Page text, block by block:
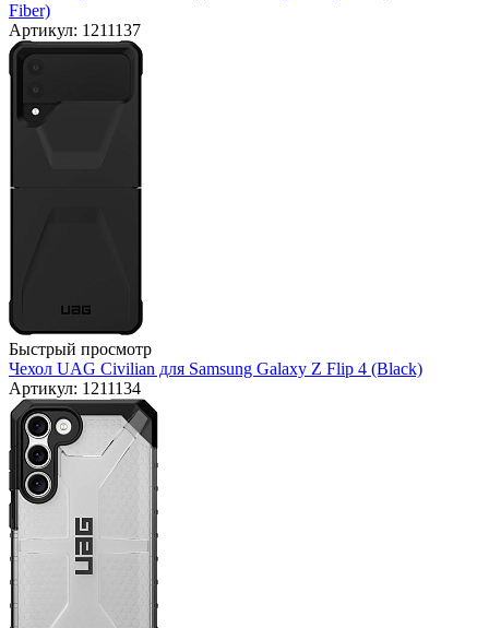
Fiber)
Артикул: 1211137
Быстрый просмотр
Чехол UAG Civilian для Samsung Galaxy Z Flip 4 (Black)
Артикул: 1211134